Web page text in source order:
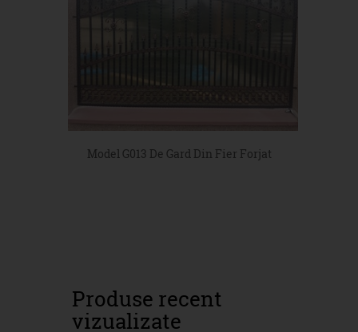
Model G013 De Gard Din Fier Forjat
Produse recent
vizualizate